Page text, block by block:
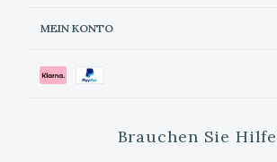
MEIN KONTO
Brauchen Sie